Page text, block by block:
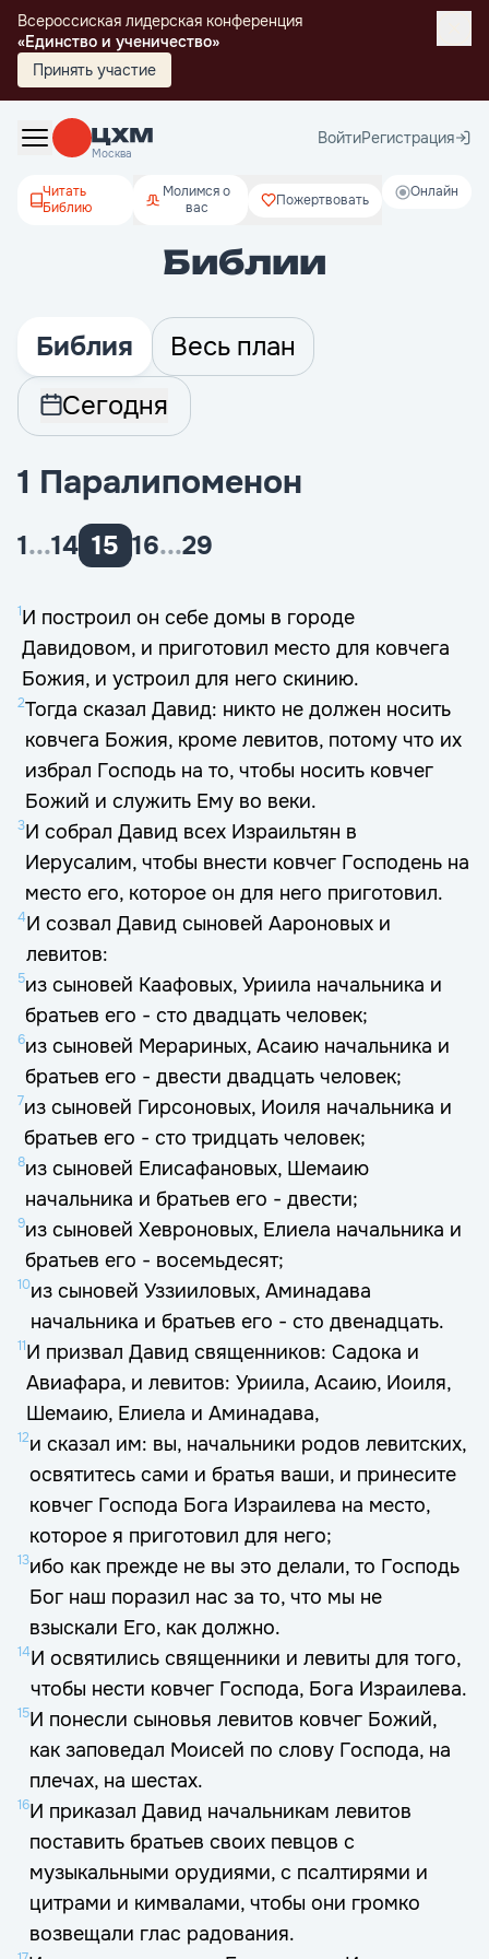
Всероссиская лидерская конференция
«Единство и ученичество»
Принять участие
Москва
ВойтиРегистрация
Онлайн
Читать
Библию
Молимся о
вас
Пожертвовать
Библии
Библия
Весь план
Сегодня
1 Паралипоменон
1...14 15 16...29
1И построил он себе домы в городе
Давидовом, и приготовил место для ковчега
Божия, и устроил для него скинию.
2Тогда сказал Давид: никто не должен носить
ковчега Божия, кроме левитов, потому что их
избрал Господь на то, чтобы носить ковчег
Божий и служить Ему во веки.
3И собрал Давид всех Израильтян в
Иерусалим, чтобы внести ковчег Господень на
место его, которое он для него приготовил.
4И созвал Давид сыновей Аароновых и
левитов:
5из сыновей Каафовых, Уриила начальника и
братьев его - сто двадцать человек;
6из сыновей Мерариных, Асаию начальника и
братьев его - двести двадцать человек;
7из сыновей Гирсоновых, Иоиля начальника и
братьев его - сто тридцать человек;
8из сыновей Елисафановых, Шемаию
начальника и братьев его - двести;
9из сыновей Хевроновых, Елиела начальника и
братьев его - восемьдесят;
10из сыновей Уззииловых, Аминадава
начальника и братьев его - сто двенадцать.
11И призвал Давид священников: Садока и
Авиафара, и левитов: Уриила, Асаию, Иоиля,
Шемаию, Елиела и Аминадава,
12и сказал им: вы, начальники родов левитских,
освятитесь сами и братья ваши, и принесите
ковчег Господа Бога Израилева на место,
которое я приготовил для него;
13ибо как прежде не вы это делали, то Господь
Бог наш поразил нас за то, что мы не
взыскали Его, как должно.
14И освятились священники и левиты для того,
чтобы нести ковчег Господа, Бога Израилева.
15И понесли сыновья левитов ковчег Божий,
как заповедал Моисей по слову Господа, на
плечах, на шестах.
16И приказал Давид начальникам левитов
поставить братьев своих певцов с
музыкальными орудиями, с псалтирями и
цитрами и кимвалами, чтобы они громко
возвещали глас радования.